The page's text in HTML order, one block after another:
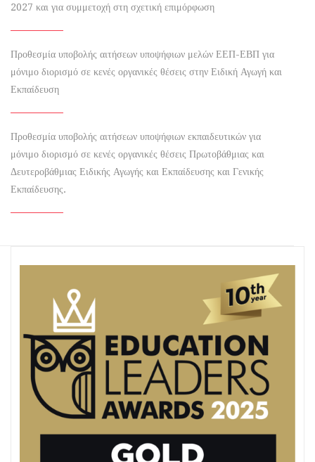
2027 και για συμμετοχή στη σχετική επιμόρφωση
Προθεσμία υποβολής αιτήσεων υποψήφιων μελών ΕΕΠ-ΕΒΠ για
μόνιμο διορισμό σε κενές οργανικές θέσεις στην Ειδική Αγωγή και
Εκπαίδευση
Προθεσμία υποβολής αιτήσεων υποψήφιων εκπαιδευτικών για
μόνιμο διορισμό σε κενές οργανικές θέσεις Πρωτοβάθμιας και
Δευτεροβάθμιας Ειδικής Αγωγής και Εκπαίδευσης και Γενικής
Εκπαίδευσης.